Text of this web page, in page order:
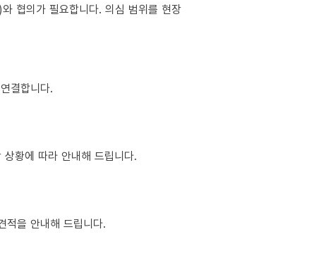
협의가 필요합니다. 의심 범위를 현장
결합니다.
황에 따라 안내해 드립니다.
적을 안내해 드립니다.